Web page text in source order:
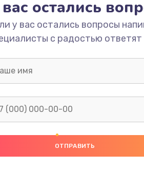
остались
у вас остались вопросы
с радостью ответят